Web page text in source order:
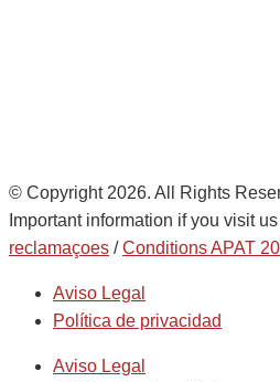
© Copyright 2026. All Rights
Important information if you visit
reclamaçoes /Conditions APAT
Aviso Legal
Política de privacidad
Aviso Legal